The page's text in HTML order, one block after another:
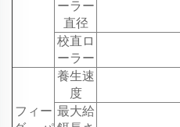
ーラー
直径
校直ロ
ーラー
フィー
養生速
度
最大給